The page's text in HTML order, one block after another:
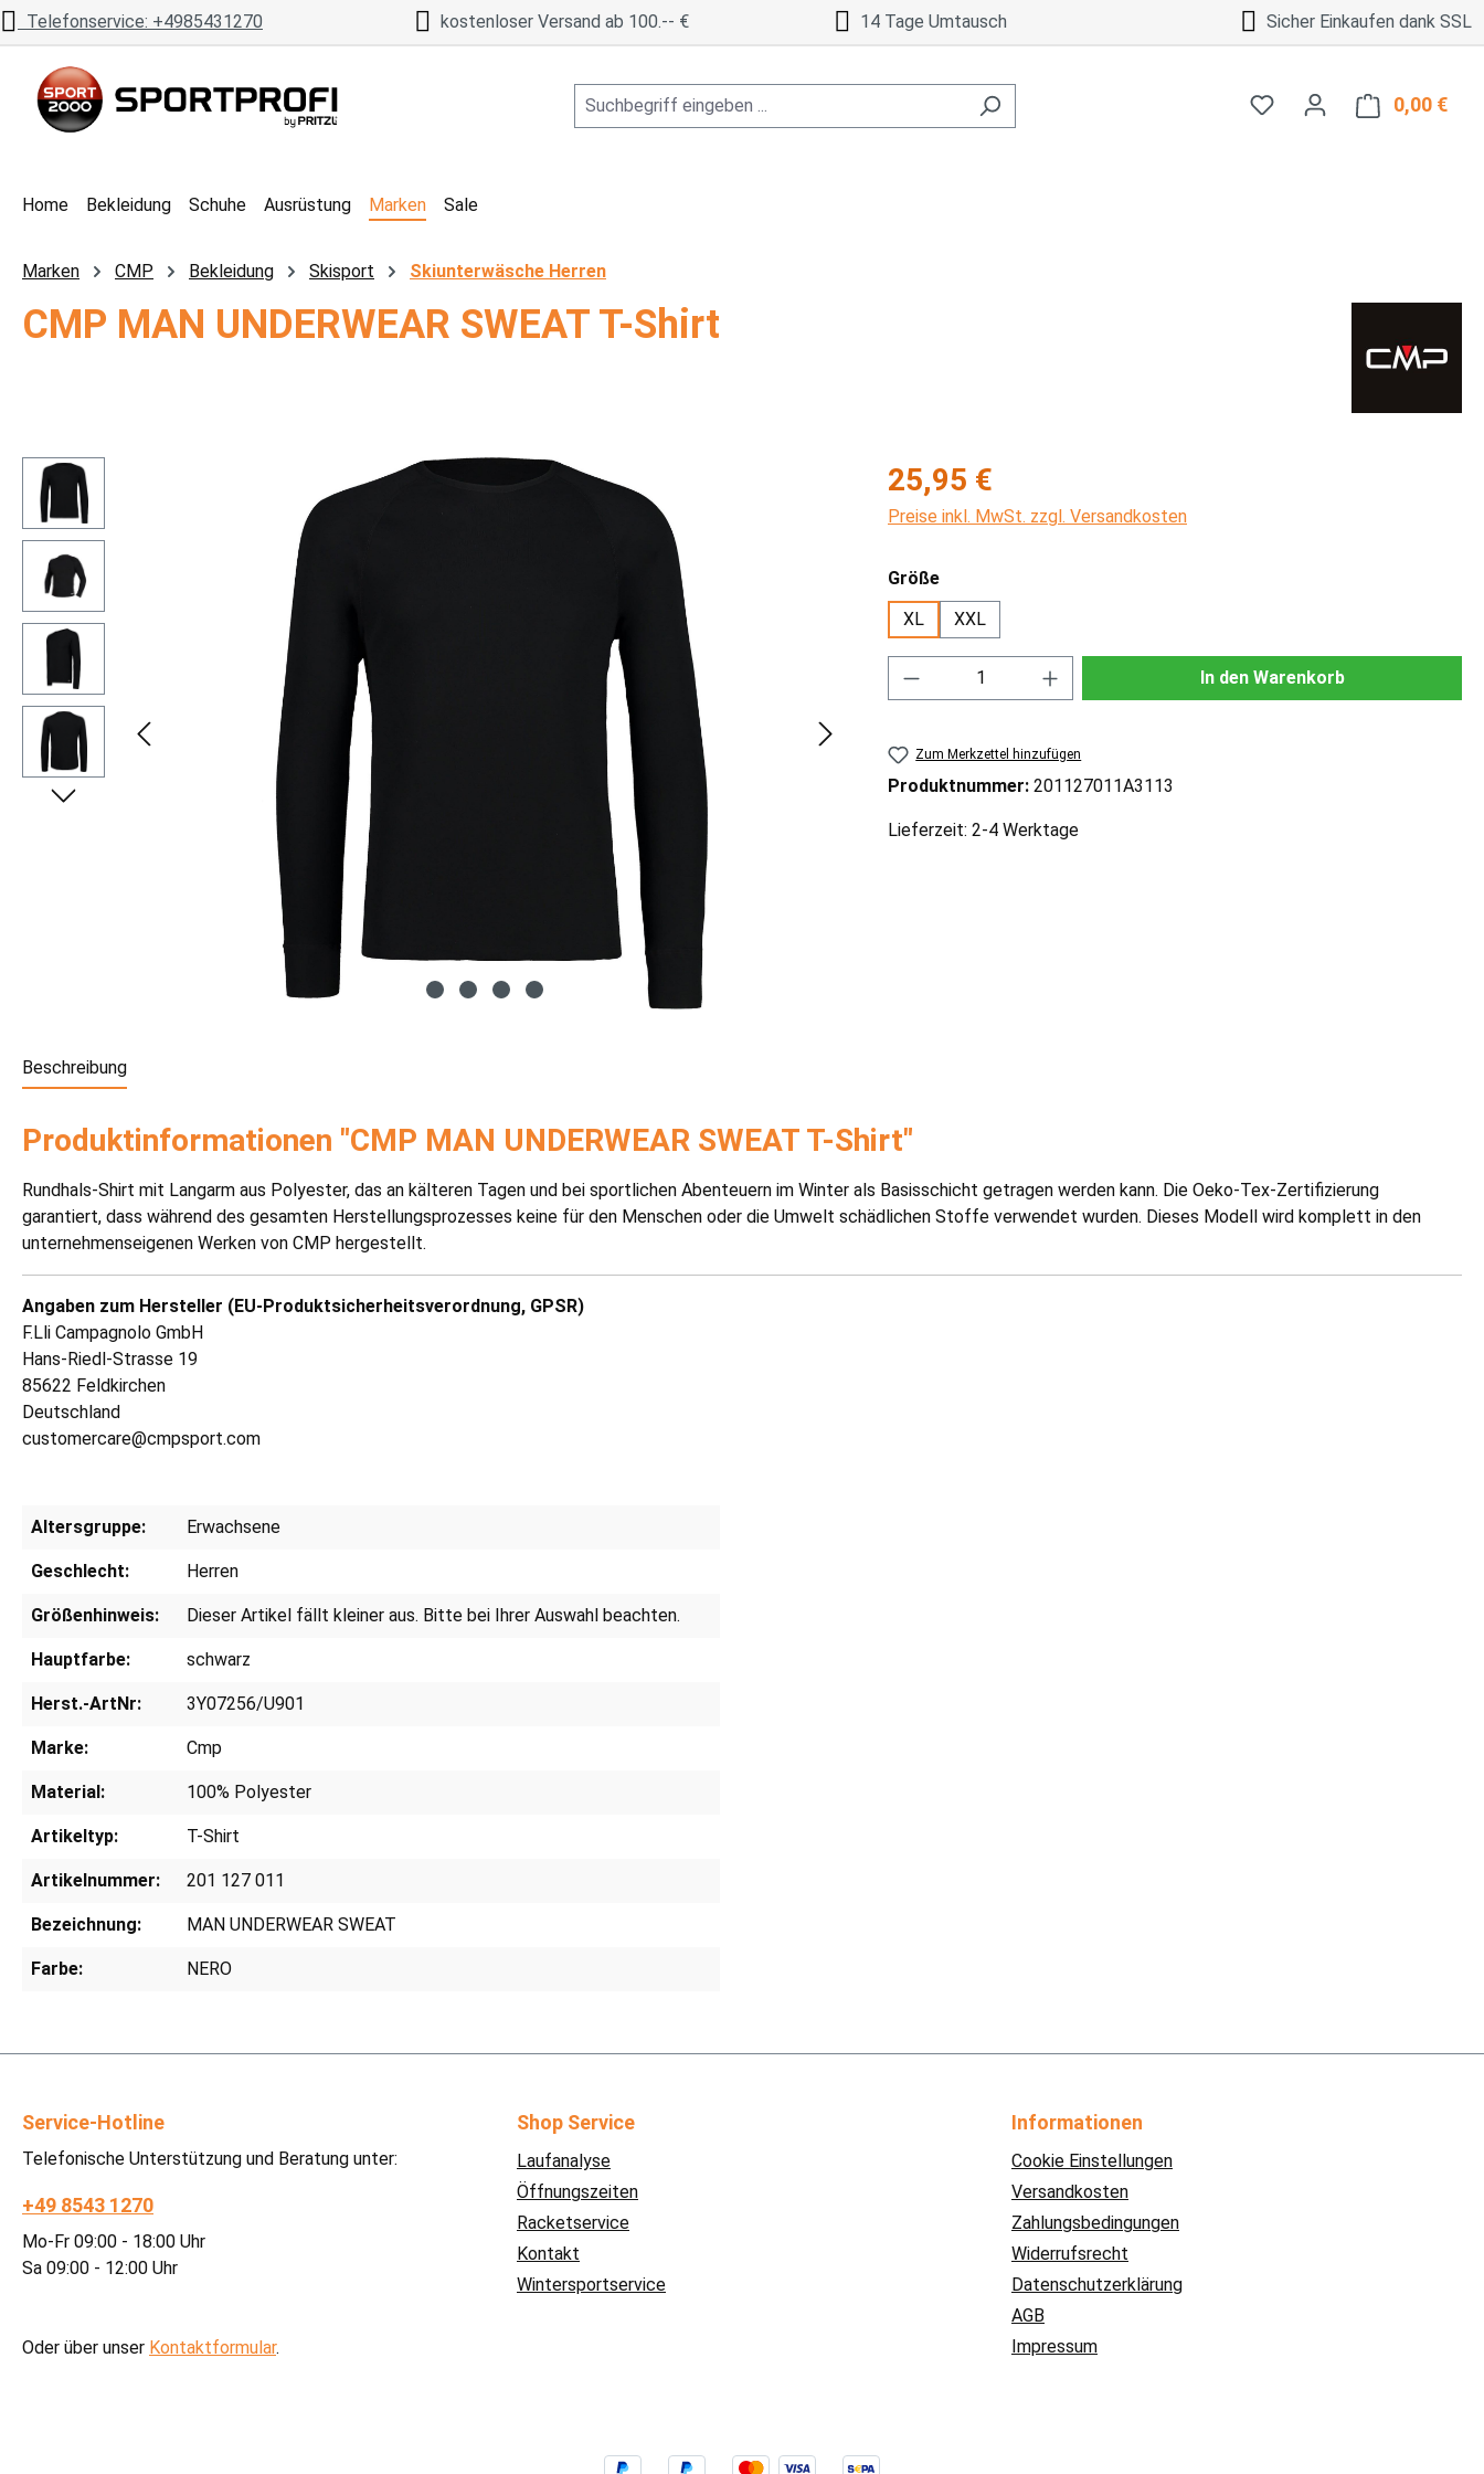
Hauptinhalt springen
Zur Suche springen
Zur Hauptnavigation springen
Telefonservice: +4985431270 kostenloser Versand ab 100.-- € 14 Tage Umtausch Sicher Einkaufen dank SSL
0,00 €
Home Bekleidung Schuhe Ausrüstung Marken Sale
Marken CMP Bekleidung Skisport Skiunterwäsche Herren
CMP MAN UNDERWEAR SWEAT T-Shirt
Bildergalerie überspringen Regulärer Preis:
25,95 €
Preise inkl. MwSt. zzgl. Versandkosten
Größeauswählen
XL
XXL
Produkt Anzahl: Gib den gewünschten Wert ein
In den Warenkorb
Zum Merkzettel hinzufügen
Produktnummer: 201127011A3113
Lieferzeit: 2-4 Werktage
Beschreibung
Produktinformationen "CMP MAN UNDERWEAR SWEAT T-Shirt"
Rundhals-Shirt mit Langarm aus Polyester, das an kälteren Tagen und bei sportlichen Abenteuern im Winter als Basisschicht getragen werden kann. Die Oeko-Tex-Zertifizierung
garantiert, dass während des gesamten Herstellungsprozesses keine für den Menschen oder die Umwelt schädlichen Stoffe verwendet wurden. Dieses Modell wird komplett in den
unternehmenseigenen Werken von CMP hergestellt.
Angaben zum Hersteller (EU-Produktsicherheitsverordnung, GPSR)
F.Lli Campagnolo GmbH
Hans-Riedl-Strasse 19
85622 Feldkirchen
Deutschland
customercare@cmpsport.com
Altersgruppe: Erwachsene
Geschlecht: Herren
Größenhinweis: Dieser Artikel fällt kleiner aus. Bitte bei Ihrer Auswahl beachten.
Hauptfarbe: schwarz
Herst.-ArtNr: 3Y07256/U901
Marke: Cmp
Material: 100% Polyester
Artikeltyp: T-Shirt
Artikelnummer: 201 127 011
Bezeichnung: MAN UNDERWEAR SWEAT
Farbe: NERO
Service-Hotline
Telefonische Unterstützung und Beratung unter:
+49 8543 1270
Mo-Fr 09:00 - 18:00 Uhr
Sa 09:00 - 12:00 Uhr
Oder über unser Kontaktformular.
Shop Service
Laufanalyse
Öffnungszeiten
Racketservice
Kontakt
Wintersportservice
Informationen
Cookie Einstellungen
Versandkosten
Zahlungsbedingungen
Widerrufsrecht
Datenschutzerklärung
AGB
Impressum